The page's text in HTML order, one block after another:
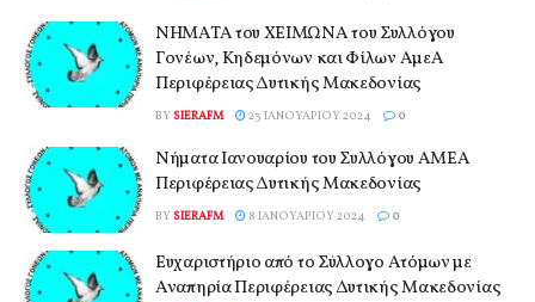
ΝΗΜΑΤΑ του ΧΕΙΜΩΝΑ του Συλλόγου
Γονέων, Κηδεμόνων και Φίλων ΑμεΑ
Περιφέρειας Δυτικής Μακεδονίας
BY SIERAFM 23 ΙΑΝΟΥΑΡΊΟΥ 2024 0
Νήματα Ιανουαρίου του Συλλόγου ΑΜΕΑ
Περιφέρειας Δυτικής Μακεδονίας
BY SIERAFM 8 ΙΑΝΟΥΑΡΊΟΥ 2024 0
Ευχαριστήριο από το Σύλλογο Ατόμων με
Αναπηρία Περιφέρειας Δυτικής Μακεδονίας